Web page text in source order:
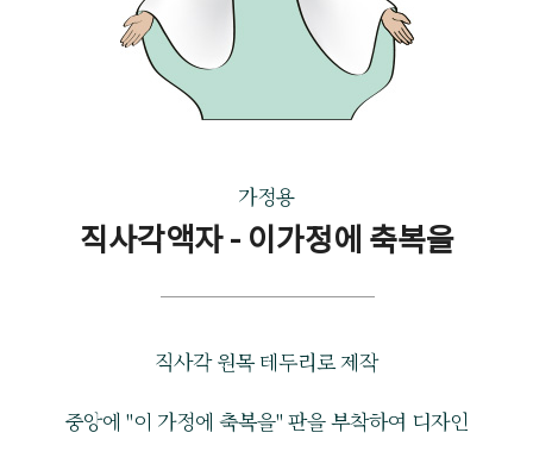
가정용
직사각액자 - 이가정에 축복을
직사각 원목 테두리로 제작
중앙에 "이 가정에 축복을" 판을 부착하여 디자인